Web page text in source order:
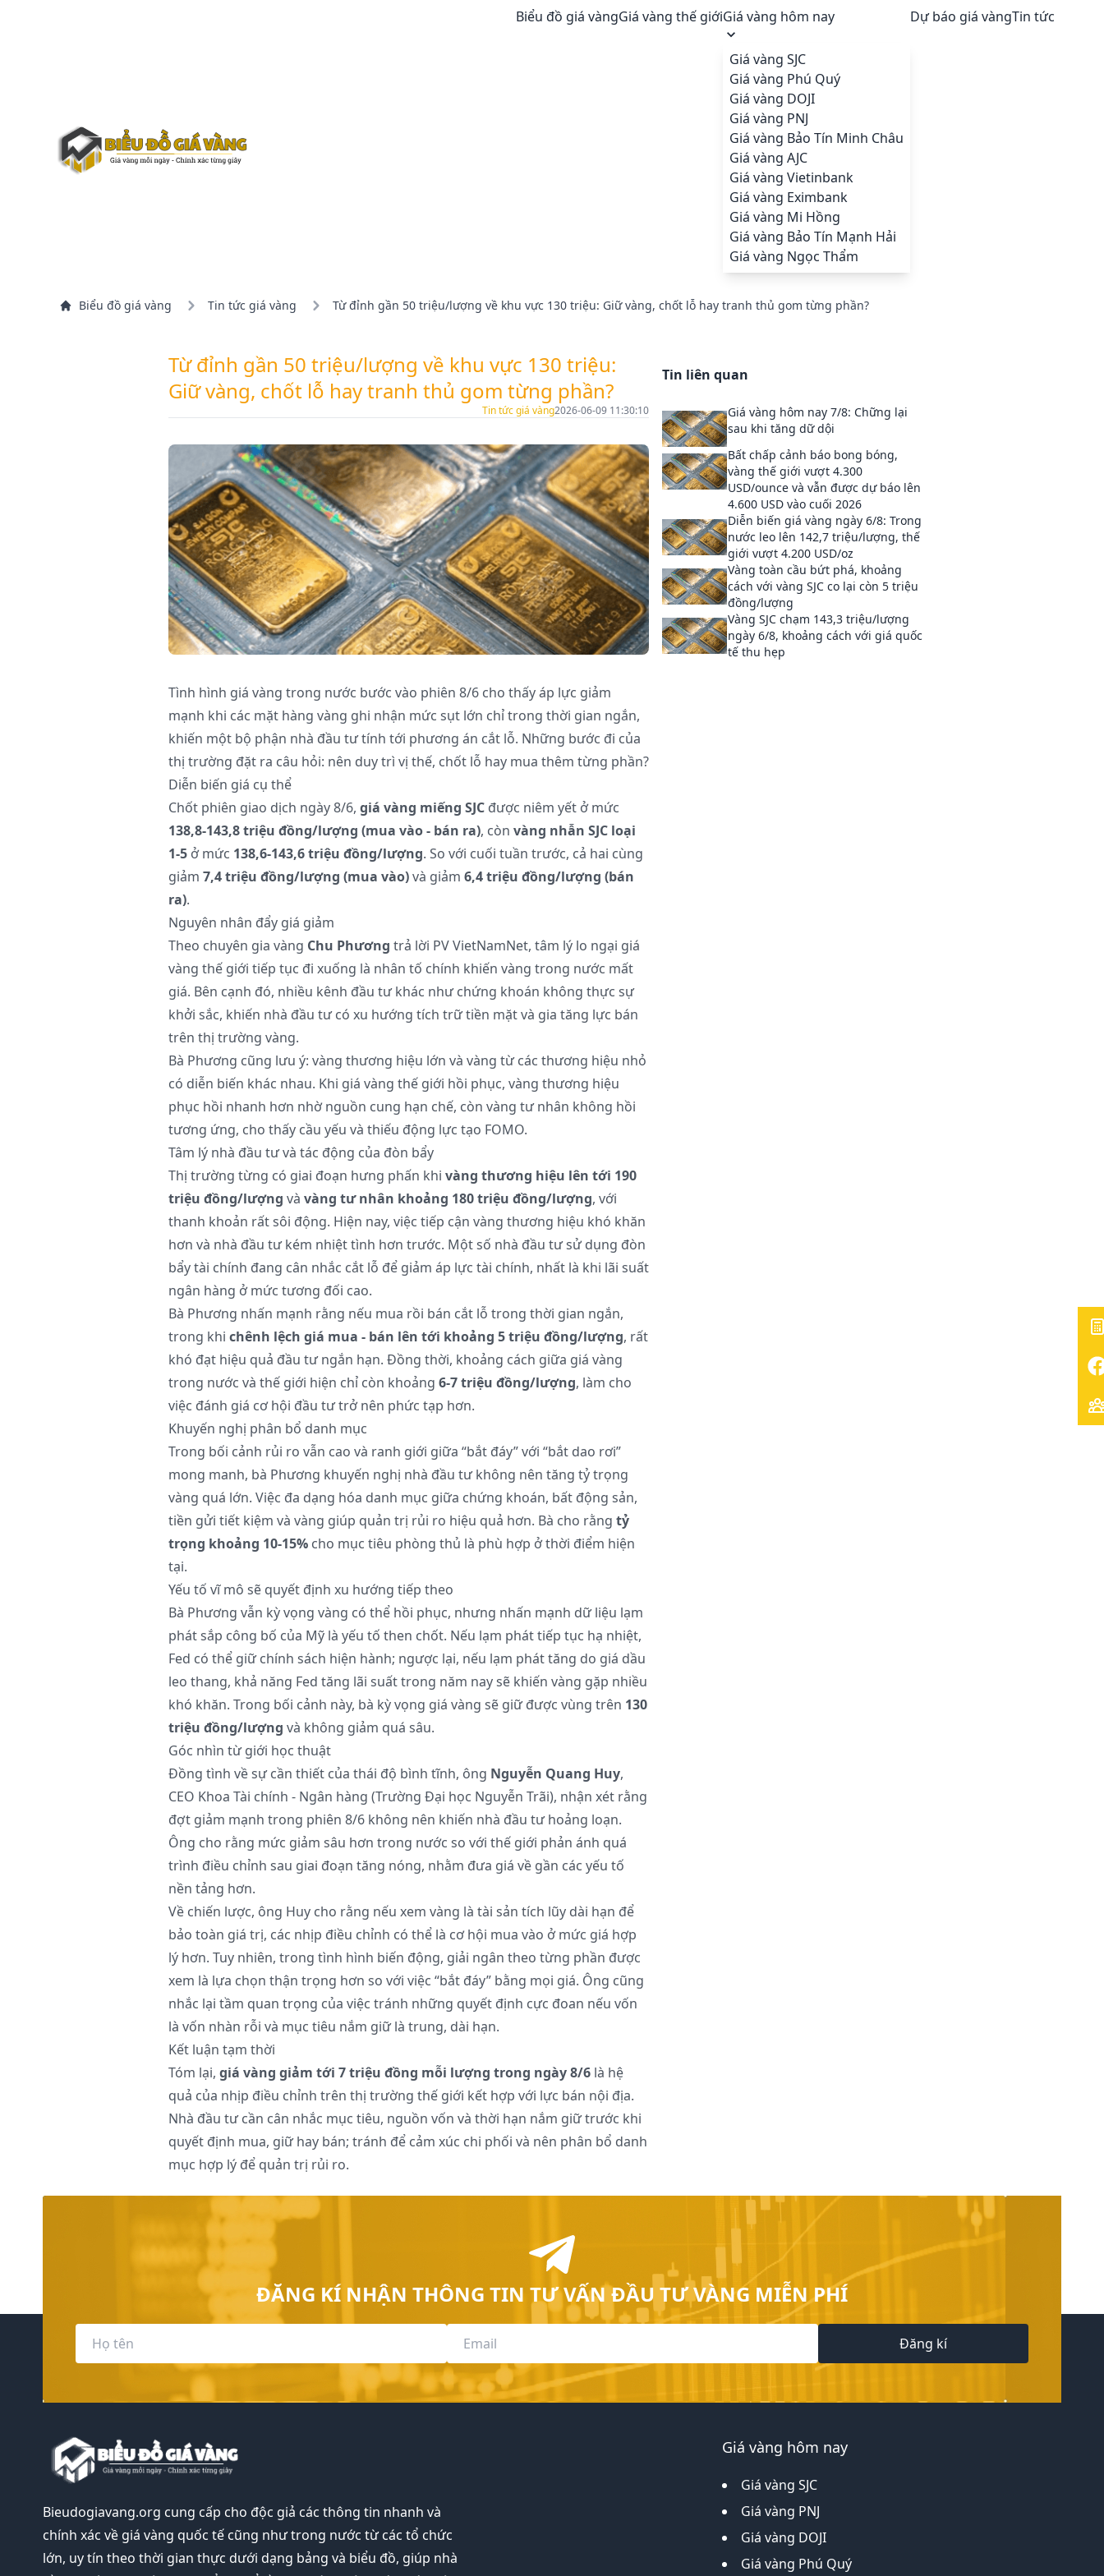
Biểu đồ giá vàngGiá vàng thế giớiGiá vàng hôm nay
Giá vàng SJC
Giá vàng Phú Quý
Giá vàng DOJI
Giá vàng PNJ
Giá vàng Bảo Tín Minh Châu
Giá vàng AJC
Giá vàng Vietinbank
Giá vàng Eximbank
Giá vàng Mi Hồng
Giá vàng Bảo Tín Mạnh Hải
Giá vàng Ngọc Thẩm
Dự báo giá vàngTin tức
Biểu đồ giá vàng Tin tức giá vàng Từ đỉnh gần 50 triệu/lượng về khu vực 130 triệu: Giữ vàng, chốt lỗ hay tranh thủ gom từng phần?
Từ đỉnh gần 50 triệu/lượng về khu vực 130 triệu:
Giữ vàng, chốt lỗ hay tranh thủ gom từng phần?
Tin tức giá vàng2026-06-09 11:30:10
Tình hình giá vàng trong nước bước vào phiên 8/6 cho thấy áp lực giảm
mạnh khi các mặt hàng vàng ghi nhận mức sụt lớn chỉ trong thời gian ngắn,
khiến một bộ phận nhà đầu tư tính tới phương án cắt lỗ. Những bước đi của
thị trường đặt ra câu hỏi: nên duy trì vị thế, chốt lỗ hay mua thêm từng phần?
Diễn biến giá cụ thể
Chốt phiên giao dịch ngày 8/6, giá vàng miếng SJCđược niêm yết ở mức
138,8-143,8 triệu đồng/lượng (mua vào - bán ra), còn vàng nhẫn SJC loại
1-5ở mức 138,6-143,6 triệu đồng/lượng. So với cuối tuần trước, cả hai cùng
giảm 7,4 triệu đồng/lượng (mua vào)và giảm 6,4 triệu đồng/lượng (bán
ra).
Nguyên nhân đẩy giá giảm
Theo chuyên gia vàng Chu Phương trả lời PV VietNamNet, tâm lý lo ngại giá
vàng thế giới tiếp tục đi xuống là nhân tố chính khiến vàng trong nước mất
giá. Bên cạnh đó, nhiều kênh đầu tư khác như chứng khoán không thực sự
khởi sắc, khiến nhà đầu tư có xu hướng tích trữ tiền mặt và gia tăng lực bán
trên thị trường vàng.
Bà Phương cũng lưu ý: vàng thương hiệu lớn và vàng từ các thương hiệu nhỏ
có diễn biến khác nhau. Khi giá vàng thế giới hồi phục, vàng thương hiệu
phục hồi nhanh hơn nhờ nguồn cung hạn chế, còn vàng tư nhân không hồi
tương ứng, cho thấy cầu yếu và thiếu động lực tạo FOMO.
Tâm lý nhà đầu tư và tác động của đòn bẩy
Thị trường từng có giai đoạn hưng phấn khi vàng thương hiệu lên tới 190
triệu đồng/lượng và vàng tư nhân khoảng 180 triệu đồng/lượng, với
thanh khoản rất sôi động. Hiện nay, việc tiếp cận vàng thương hiệu khó khăn
hơn và nhà đầu tư kém nhiệt tình hơn trước. Một số nhà đầu tư sử dụng đòn
bẩy tài chính đang cân nhắc cắt lỗ để giảm áp lực tài chính, nhất là khi lãi suất
ngân hàng ở mức tương đối cao.
Bà Phương nhấn mạnh rằng nếu mua rồi bán cắt lỗ trong thời gian ngắn,
trong khi chênh lệch giá mua - bán lên tới khoảng 5 triệu đồng/lượng, rất
khó đạt hiệu quả đầu tư ngắn hạn. Đồng thời, khoảng cách giữa giá vàng
trong nước và thế giới hiện chỉ còn khoảng 6-7 triệu đồng/lượng, làm cho
việc đánh giá cơ hội đầu tư trở nên phức tạp hơn.
Khuyến nghị phân bổ danh mục
Trong bối cảnh rủi ro vẫn cao và ranh giới giữa “bắt đáy” với “bắt dao rơi”
mong manh, bà Phương khuyến nghị nhà đầu tư không nên tăng tỷ trọng
vàng quá lớn. Việc đa dạng hóa danh mục giữa chứng khoán, bất động sản,
tiền gửi tiết kiệm và vàng giúp quản trị rủi ro hiệu quả hơn. Bà cho rằng tỷ
trọng khoảng 10-15%cho mục tiêu phòng thủ là phù hợp ở thời điểm hiện
tại.
Yếu tố vĩ mô sẽ quyết định xu hướng tiếp theo
Bà Phương vẫn kỳ vọng vàng có thể hồi phục, nhưng nhấn mạnh dữ liệu lạm
phát sắp công bố của Mỹ là yếu tố then chốt. Nếu lạm phát tiếp tục hạ nhiệt,
Fed có thể giữ chính sách hiện hành; ngược lại, nếu lạm phát tăng do giá dầu
leo thang, khả năng Fed tăng lãi suất trong năm nay sẽ khiến vàng gặp nhiều
khó khăn. Trong bối cảnh này, bà kỳ vọng giá vàng sẽ giữ được vùng trên 130
triệu đồng/lượng và không giảm quá sâu.
Góc nhìn từ giới học thuật
Đồng tình về sự cần thiết của thái độ bình tĩnh, ông Nguyễn Quang Huy,
CEO Khoa Tài chính - Ngân hàng (Trường Đại học Nguyễn Trãi), nhận xét rằng
đợt giảm mạnh trong phiên 8/6 không nên khiến nhà đầu tư hoảng loạn.
Ông cho rằng mức giảm sâu hơn trong nước so với thế giới phản ánh quá
trình điều chỉnh sau giai đoạn tăng nóng, nhằm đưa giá về gần các yếu tố
nền tảng hơn.
Về chiến lược, ông Huy cho rằng nếu xem vàng là tài sản tích lũy dài hạn để
bảo toàn giá trị, các nhịp điều chỉnh có thể là cơ hội mua vào ở mức giá hợp
lý hơn. Tuy nhiên, trong tình hình biến động, giải ngân theo từng phần được
xem là lựa chọn thận trọng hơn so với việc “bắt đáy” bằng mọi giá. Ông cũng
nhắc lại tầm quan trọng của việc tránh những quyết định cực đoan nếu vốn
là vốn nhàn rỗi và mục tiêu nắm giữ là trung, dài hạn.
Kết luận tạm thời
Tóm lại, giá vàng giảm tới 7 triệu đồng mỗi lượng trong ngày 8/6là hệ
quả của nhịp điều chỉnh trên thị trường thế giới kết hợp với lực bán nội địa.
Nhà đầu tư cần cân nhắc mục tiêu, nguồn vốn và thời hạn nắm giữ trước khi
quyết định mua, giữ hay bán; tránh để cảm xúc chi phối và nên phân bổ danh
mục hợp lý để quản trị rủi ro.
Tin liên quan
Giá vàng hôm nay 7/8: Chững lại
sau khi tăng dữ dội
Bất chấp cảnh báo bong bóng,
vàng thế giới vượt 4.300
USD/ounce và vẫn được dự báo lên
4.600 USD vào cuối 2026
Diễn biến giá vàng ngày 6/8: Trong
nước leo lên 142,7 triệu/lượng, thế
giới vượt 4.200 USD/oz
Vàng toàn cầu bứt phá, khoảng
cách với vàng SJC co lại còn 5 triệu
đồng/lượng
Vàng SJC chạm 143,3 triệu/lượng
ngày 6/8, khoảng cách với giá quốc
tế thu hẹp
ĐĂNG KÍ NHẬN THÔNG TIN TƯ VẤN ĐẦU TƯ VÀNG MIỄN PHÍ
Đăng kí
Bieudogiavang.org cung cấp cho độc giả các thông tin nhanh và
chính xác về giá vàng quốc tế cũng như trong nước từ các tổ chức
lớn, uy tín theo thời gian thực dưới dạng bảng và biểu đồ, giúp nhà
Giá vàng hôm nay
Giá vàng SJC
Giá vàng PNJ
Giá vàng DOJI
Giá vàng Phú Quý